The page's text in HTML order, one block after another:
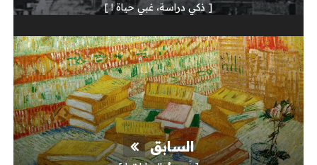
[ ذكي دراسة، غبي حياة ! ]
السابق